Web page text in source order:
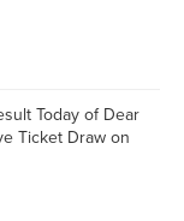
Today of Dear
Ticket Draw on